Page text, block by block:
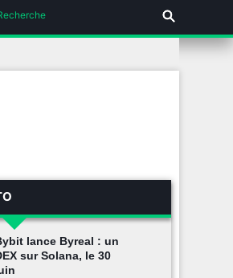
lance Byreal : un
sur Solana, le 30